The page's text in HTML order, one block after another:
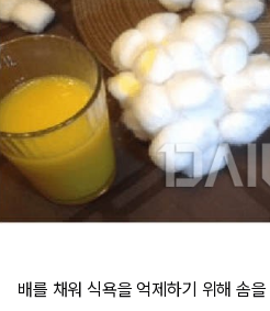
배를 채워 식욕을 억제하기 위해 솜